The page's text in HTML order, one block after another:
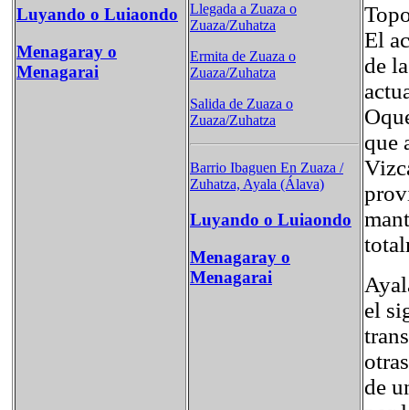
Luyando o Luiaondo
Menagaray o
Menagarai
Llegada a Zuaza o
Zuaza/Zuhatza
Ermita de Zuaza o
Zuaza/Zuhatza
Salida de Zuaza o
Zuaza/Zuhatza
Barrio Ibaguen En Zuaza /
Zuhatza, Ayala (Álava)
Luyando o Luiaondo
Menagaray o
Menagarai
El
de
que
el
de